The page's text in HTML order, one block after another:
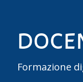
Formazione